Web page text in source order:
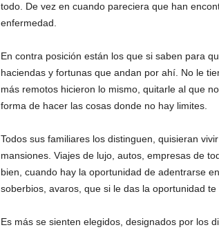
todo. De vez en cuando pareciera que han
enfermedad.
En contra posición están los que si saben para
haciendas y fortunas que andan por ahí. No le
más remotos hicieron lo mismo, quitarle al que
forma de hacer las cosas donde no hay limites.
Todos sus familiares los distinguen, quisieran
mansiones. Viajes de lujo, autos, empresas de
bien, cuando hay la oportunidad de adentrarse
soberbios, avaros, que si le das la oportunidad
Es más se sienten elegidos, designados por los